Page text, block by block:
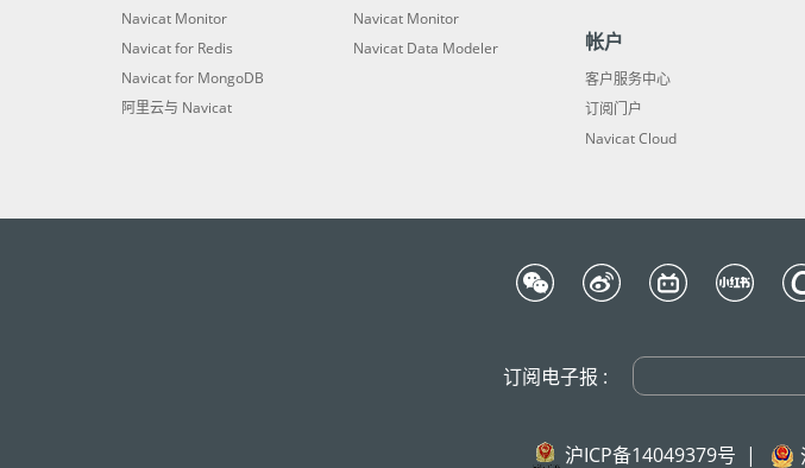
Navicat Monitor
Navicat for Redis
Navicat for MongoDB
阿里云与 Navicat
Navicat Monitor
Navicat Data Modeler
帐户
客户服务中心
订阅门户
Navicat Cloud
订阅电子报 :
沪ICP备14049379号 |